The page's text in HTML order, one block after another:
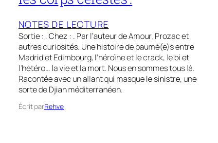
NOTES DE LECTURE
Sortie : , Chez : . Par l’auteur de Amour, Prozac et
autres curiosités. Une histoire de paumé(e)s entre
Madrid et Edimbourg, l’héroïne et le crack, le bi et
l’hétéro… la vie et la mort. Nous en sommes tous là.
Racontée avec un allant qui masque le sinistre, une
sorte de Djian méditerranéen.
Écrit parRehve